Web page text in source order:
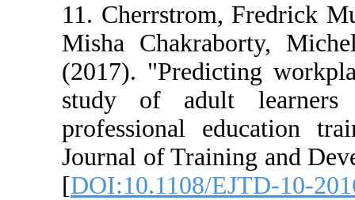
11.
Misha
(2017).
study of
professional
Journal of
[DOI:10.1108/